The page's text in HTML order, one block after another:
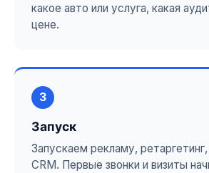
какое авто или услуга, какая
цене.
3
Запуск
Запускаем рекламу,
CRM. Первые звонки и визиты